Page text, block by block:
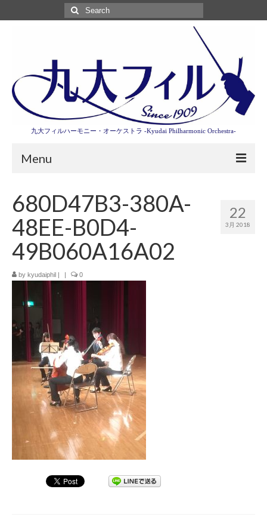
Search
for:
九大フィルハーモニー・オーケストラ -Kyudai Philharmonic Orchestra-
Menu
演奏会情報
演奏会の歴史
出張演奏
九大フィル特集ページ
団員専用ページ
22
3月 2018
680D47B3-380A-
48EE-B0D4-
49B060A16A02
by kyudaiphil 0